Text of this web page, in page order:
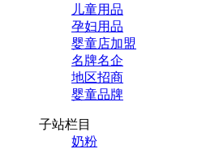
儿童用品
孕妇用品
婴童店加盟
名牌名企
地区招商
婴童品牌
子站栏目
奶粉